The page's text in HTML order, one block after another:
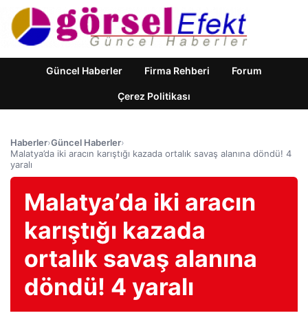
Güncel Haberler Firma Rehberi Forum
Çerez Politikası
Haberler›Güncel Haberler›
Malatya’da iki aracın karıştığı kazada ortalık savaş alanına döndü! 4
yaralı
Malatya’da iki aracın
karıştığı kazada
ortalık savaş alanına
döndü! 4 yaralı